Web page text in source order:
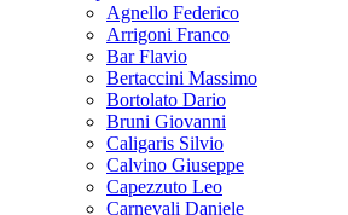
Agnello Federico
Arrigoni Franco
Bar Flavio
Bertaccini Massimo
Bortolato Dario
Bruni Giovanni
Caligaris Silvio
Calvino Giuseppe
Capezzuto Leo
Carnevali Daniele